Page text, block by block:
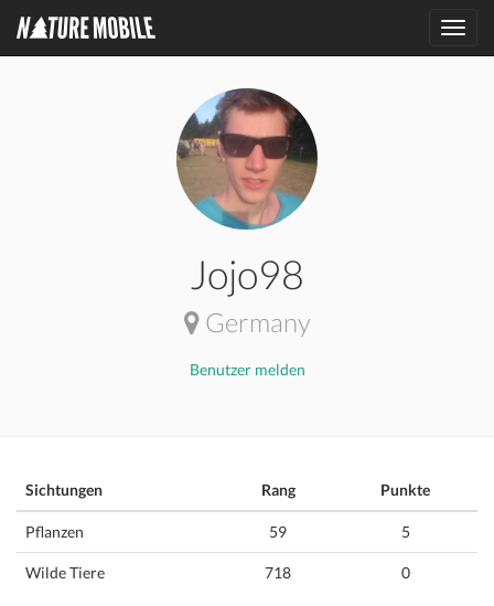
Jojo98
Germany
Benutzer melden
Sichtungen Rang Punkte
Pflanzen 59 5
Wilde Tiere 718 0